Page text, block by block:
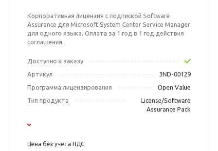
Корпоративная лицензия с подпиской Software
Assurance для Microsoft System Center Service Manager
для одного языка. Оплата за 1 год в 1 год действия
соглашения.
Доступно к заказу
Артикул
3ND-00129
Программа лицензирования
Open Value
Тип продукта
License/Software
Assurance Pack
Цена без учета НДС